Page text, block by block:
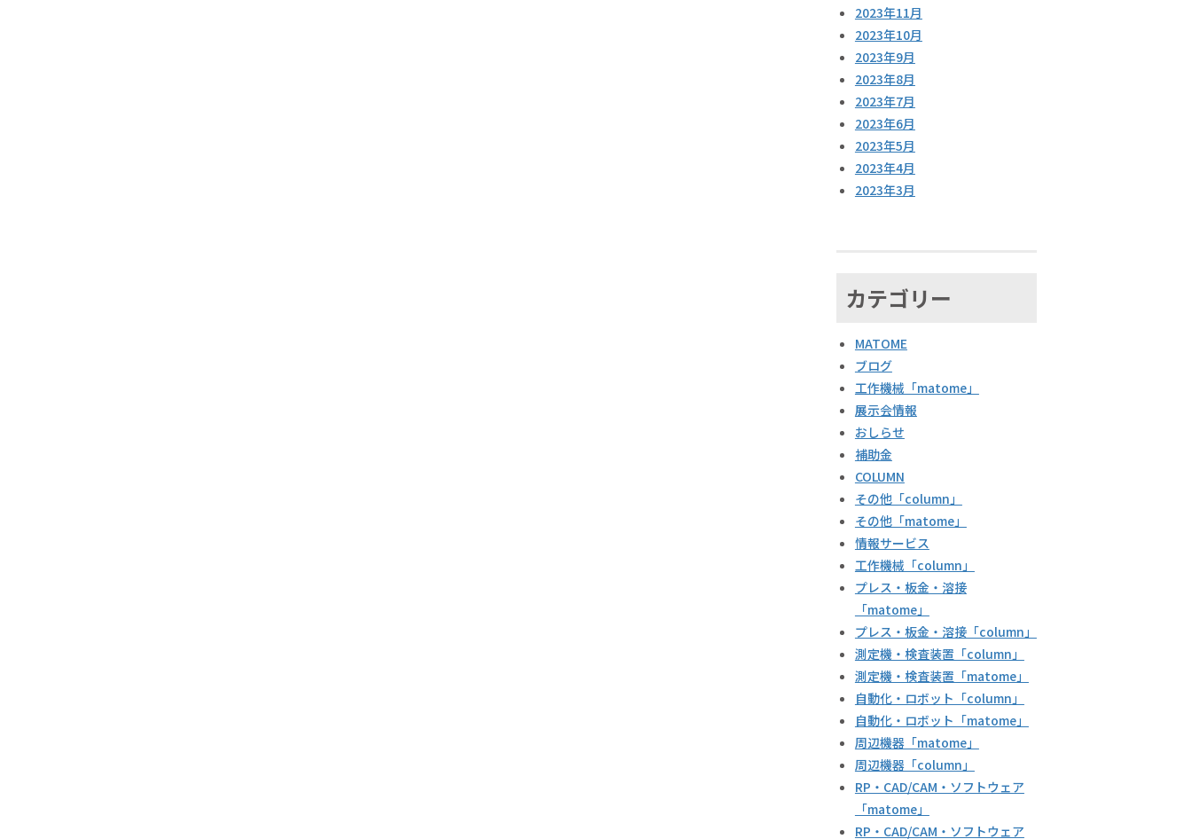
2023年11月
2023年10月
2023年9月
2023年8月
2023年7月
2023年6月
2023年5月
2023年4月
2023年3月
カテゴリー
MATOME
ブログ
工作機械「matome」
展示会情報
おしらせ
補助金
COLUMN
その他「column」
その他「matome」
情報サービス
工作機械「column」
プレス・板金・溶接
「matome」
プレス・板金・溶接「column」
測定機・検査装置「column」
測定機・検査装置「matome」
自動化・ロボット「column」
自動化・ロボット「matome」
周辺機器「matome」
周辺機器「column」
RP・CAD/CAM・ソフトウェア
「matome」
RP・CAD/CAM・ソフトウェア